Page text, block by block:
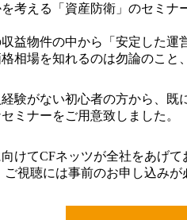
考える「資産防衛」のセミ
益物件の中から「安定した
相場を知れるのは勿論のこと
験がない初心者の方から、
ミナーをご用意致しました。
けてCFネッツが全社をあげ
視聴には事前のお申し込み